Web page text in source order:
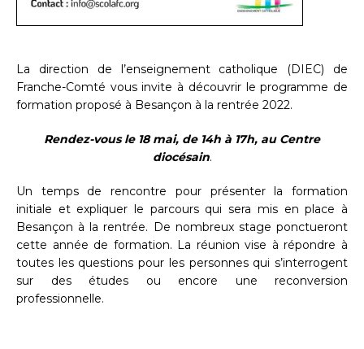
La direction de l’enseignement catholique (DIEC) de
Franche-Comté vous invite à découvrir le programme de
formation proposé à Besançon à la rentrée 2022.
Rendez-vous le 18 mai, de 14h à 17h, au Centre
diocésain.
Un temps de rencontre pour présenter la formation
initiale et expliquer le parcours qui sera mis en place à
Besançon à la rentrée. De nombreux stage ponctueront
cette année de formation. La réunion vise à répondre à
toutes les questions pour les personnes qui s’interrogent
sur des études ou encore une reconversion
professionnelle.